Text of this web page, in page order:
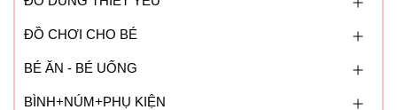
ĐỒ CHƠI CHO BÉ
BÉ ĂN - BÉ UỐNG
BÌNH+NÚM+PHỤ KIỆN